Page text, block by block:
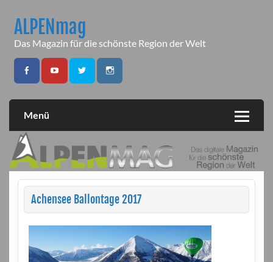
contentALPENmag
Das Magazin für die schönste Region der Welt
Menü
Achensee Ballontage 2017